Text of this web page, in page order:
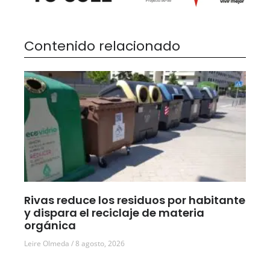
Contenido relacionado
Rivas reduce los residuos por habitante
y dispara el reciclaje de materia
orgánica
Leire Olmeda 8 agosto, 2026